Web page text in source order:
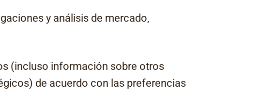
y análisis de mercado,
(incluso información sobre otros
de acuerdo con las preferencias